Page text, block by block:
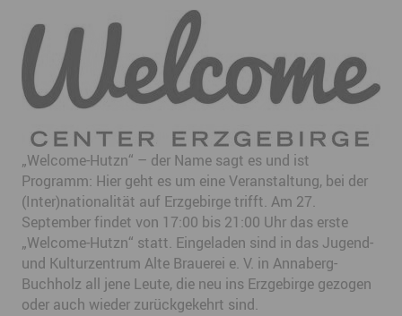
„Welcome-Hutzn“ – der Name sagt es und ist
Programm: Hier geht es um eine Veranstaltung, bei der
(Inter)nationalität auf Erzgebirge trifft. Am 27.
September findet von 17:00 bis 21:00 Uhr das erste
„Welcome-Hutzn“ statt. Eingeladen sind in das Jugend-
und Kulturzentrum Alte Brauerei e. V. in Annaberg-
Buchholz all jene Leute, die neu ins Erzgebirge gezogen
oder auch wieder zurückgekehrt sind.